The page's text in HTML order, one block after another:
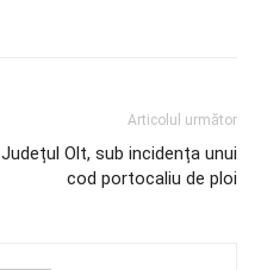
Articolul următor
Județul Olt, sub incidența unui
cod portocaliu de ploi